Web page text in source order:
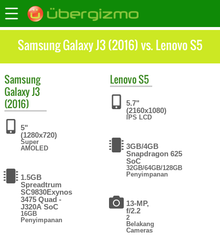
Samsung Galaxy J3 (2016) vs. Lenovo S5
Samsung
Galaxy J3
(2016)
5"
(1280x720)
Super
AMOLED
1.5GB
Spreadtrum
SC9830Exynos
3475 Quad -
J320A SoC
16GB
Penyimpanan
LenovoS5
5.7"
(2160x1080)
IPS LCD
3GB/4GB
Snapdragon 625
SoC
32GB/64GB/128GB
Penyimpanan
13-MP,
f/2.2
2
Belakang
Cameras